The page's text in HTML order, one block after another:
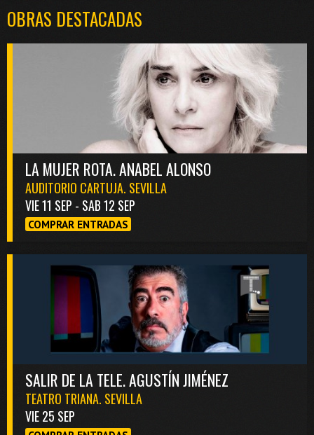
OBRAS DESTACADAS
LA MUJER ROTA. ANABEL ALONSO
AUDITORIO CARTUJA. SEVILLA
VIE 11 SEP - SAB 12 SEP
COMPRAR ENTRADAS
SALIR DE LA TELE. AGUSTÍN JIMÉNEZ
TEATRO TRIANA. SEVILLA
VIE 25 SEP